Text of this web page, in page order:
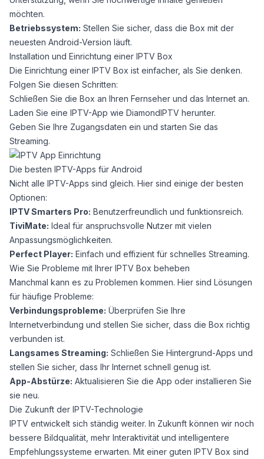
möchten.
Betriebssystem: Stellen Sie sicher, dass die Box mit der
neuesten Android-Version läuft.
Installation und Einrichtung einer IPTV Box
Die Einrichtung einer IPTV Box ist einfacher, als Sie denken.
Folgen Sie diesen Schritten:
Schließen Sie die Box an Ihren Fernseher und das Internet an.
Laden Sie eine IPTV-App wie DiamondIPTV herunter.
Geben Sie Ihre Zugangsdaten ein und starten Sie das
Streaming.
Die besten IPTV-Apps für Android
Nicht alle IPTV-Apps sind gleich. Hier sind einige der besten
Optionen:
IPTV Smarters Pro: Benutzerfreundlich und funktionsreich.
TiviMate: Ideal für anspruchsvolle Nutzer mit vielen
Anpassungsmöglichkeiten.
Perfect Player: Einfach und effizient für schnelles Streaming.
Wie Sie Probleme mit Ihrer IPTV Box beheben
Manchmal kann es zu Problemen kommen. Hier sind Lösungen
für häufige Probleme:
Verbindungsprobleme: Überprüfen Sie Ihre
Internetverbindung und stellen Sie sicher, dass die Box richtig
verbunden ist.
Langsames Streaming: Schließen Sie Hintergrund-Apps und
stellen Sie sicher, dass Ihr Internet schnell genug ist.
App-Abstürze: Aktualisieren Sie die App oder installieren Sie
sie neu.
Die Zukunft der IPTV-Technologie
IPTV entwickelt sich ständig weiter. In Zukunft können wir noch
bessere Bildqualität, mehr Interaktivität und intelligentere
Empfehlungssysteme erwarten. Mit einer guten IPTV Box sind